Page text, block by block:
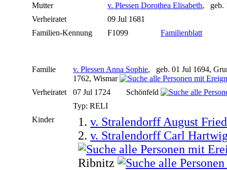
Mutter
v. Plessen Dorothea Elisabeth, geb.
Verheiratet
09 Jul 1681
Familien-Kennung
F1099 Familienblatt
Familie v. Plessen Anna Sophie, geb. 01 Jul 1694,
1762, Wismar
Verheiratet
07 Jul 1724
Schönfeld
Typ: RELI
Kinder
1. v. Stralendorff August
2. v. Stralendorff Carl
Ribnitz